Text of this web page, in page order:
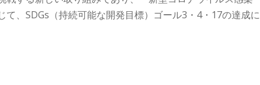
、SDGs（持続可能な開発目標）ゴール3・4・17の達成に